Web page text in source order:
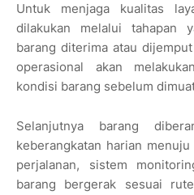
Untuk menjaga kualitas
dilakukan melalui tahapan
barang diterima atau
operasional akan
kondisi barang sebelum
Selanjutnya barang
keberangkatan harian
perjalanan, sistem
barang bergerak sesuai rute